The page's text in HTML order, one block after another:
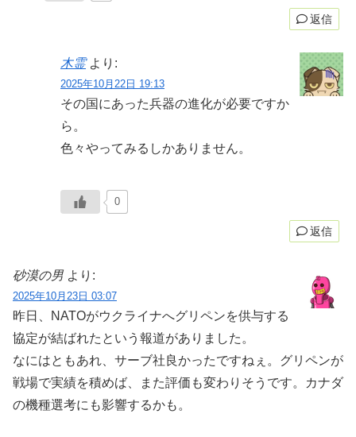
返信
木霊 より:
2025年10月22日 19:13
その国にあった兵器の進化が必要ですか
ら。
色々やってみるしかありません。
0
返信
砂漠の男 より:
2025年10月23日 03:07
昨日、NATOがウクライナへグリペンを供与する
協定が結ばれたという報道がありました。
なにはともあれ、サーブ社良かったですねぇ。グリペンが
戦場で実績を積めば、また評価も変わりそうです。カナダ
の機種選考にも影響するかも。